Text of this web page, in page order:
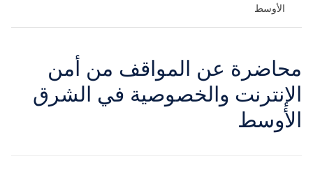
المحتوى
الرئيسي
الأوسط
محاضرة عن المواقف من أمن
الإنترنت والخصوصية في الشرق
الأوسط